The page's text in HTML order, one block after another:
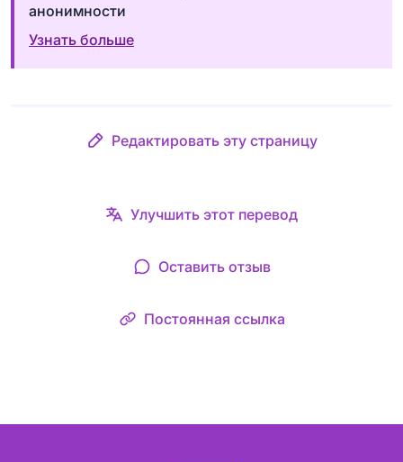
анонимности
Узнать больше
Редактировать эту страницу
Улучшить этот перевод
Оставить отзыв
Постоянная ссылка